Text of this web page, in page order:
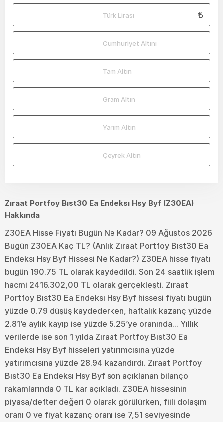
Türk Lirası
Cumhuriyet Altını
Tam Altın
Gram Altın
Yarım Altın
Çeyrek Altın
Zıraat Portfoy Bıst30 Ea Endeksı Hsy Byf (Z30EA)
Hakkında
Z30EA Hisse Fiyatı Bugün Ne Kadar? 09 Ağustos 2026
Bugün Z30EA Kaç TL? (Anlık Zıraat Portfoy Bıst30 Ea
Endeksı Hsy Byf Hissesi Ne Kadar?) Z30EA hisse fiyatı
bugün 190.75 TL olarak kaydedildi. Son 24 saatlik işlem
hacmi 2416.302,00 TL olarak gerçekleşti. Zıraat
Portfoy Bıst30 Ea Endeksı Hsy Byf hissesi fiyatı bugün
yüzde 0.79 düşüş kaydederken, haftalık kazanç yüzde
2.81’e aylık kayıp ise yüzde 5.25’ye oranında... Yıllık
verilerde ise son 1 yılda Zıraat Portfoy Bıst30 Ea
Endeksı Hsy Byf hisseleri yatırımcısına yüzde
yatırımcısına yüzde 28.94 kazandırdı. Zıraat Portfoy
Bıst30 Ea Endeksı Hsy Byf son açıklanan bilanço
rakamlarında 0 TL kar açıkladı. Z30EA hissesinin
piyasa/defter değeri 0 olarak görülürken, fiili dolaşım
oranı 0 ve fiyat kazanç oranı ise 7,51 seviyesinde